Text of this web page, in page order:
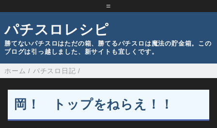
=
パチスロレシピ
勝てないパチスロはただの箱、勝てるパチスロは魔法の貯金箱。この
ブログは引っ越しました、新サイトも宜しくです。
ホーム / パチスロ日記 /
岡！ トップをねらえ！！